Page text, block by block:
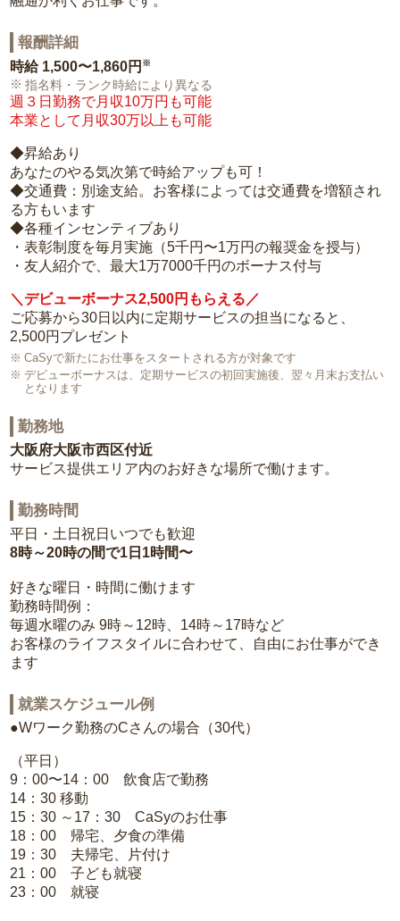
報酬詳細
時給 1,500〜1,860円 ※
指名料・ランク時給により異なる
週３日勤務で月収10万円も可能
本業として月収30万以上も可能
◆昇給あり
あなたのやる気次第で時給アップも可！
◆交通費：別途支給。お客様によっては交通費を増額され
る方もいます
◆各種インセンティブあり
・表彰制度を毎月実施（5千円〜1万円の報奨金を授与）
・友人紹介で、最大1万7000千円のボーナス付与
＼デビューボーナス2,500円もらえる／
ご応募から30日以内に定期サービスの担当になると、
2,500円プレゼント
CaSyで新たにお仕事をスタートされる方が対象です
デビューボーナスは、定期サービスの初回実施後、翌々月末お支払い
となります
勤務地
大阪府大阪市西区付近
サービス提供エリア内のお好きな場所で働けます。
勤務時間
平日・土日祝日いつでも歓迎
8時～20時の間で1日1時間〜
好きな曜日・時間に働けます
勤務時間例：
毎週水曜のみ 9時～12時、14時～17時など
お客様のライフスタイルに合わせて、自由にお仕事ができ
ます
就業スケジュール例
●Wワーク勤務のCさんの場合（30代）
（平日）
9：00〜14：00 飲食店で勤務
14：30 移動
15：30 ～17：30 CaSyのお仕事
18：00 帰宅、夕食の準備
19：30 夫帰宅、片付け
21：00 子ども就寝
23：00 就寝